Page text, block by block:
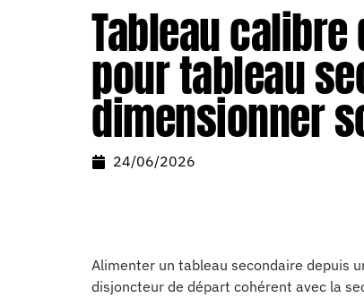
Tableau
pour tableau
dimensionner
24/06/2026
Alimenter un tableau secondaire depuis
disjoncteur de départ cohérent avec la